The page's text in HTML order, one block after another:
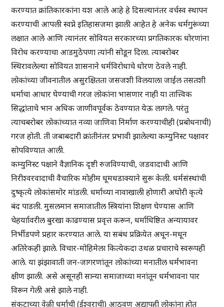
करण्यात क्रांतिकारकांना यश आले आहे हे दिसल्यानंतर वर्चस्व स्थापन
करण्याची आपली स्वप्ने इतिहासजमा झाली आहेत हे अनेक धर्मगुरूंच्या
लक्षात आले आणि त्यानंतर सोवियत सरकारच्या प्रगतिकारक धोरणांना
विरोध करण्याचा आडमुठेपणा त्यांनी सोडून दिला. त्याबरोबर
स्थिरावलेल्या सोवियत शासनाने धर्मविरोधाचे धोरण ठेवले नाही.
लोकांच्या जीवनातील असुरक्षितता जसजशी विलयाला जाईल तसतशी
धर्माचा आधार घेण्याची गरज लोकांना भासणार नाही या तात्त्विक
सिद्धांताचे भान अधिक जाणीवपूर्वक ठेवण्यात येऊ लागले. परंतु
त्याचबरोबर लोकांच्यात नव्या जाणिवा निर्माण करण्याचीही (प्रबोधनाची)
गरज होती. ती जबाबदारी क्रांतीनंतर प्रभावी झालेल्या कम्युनिस्ट पक्षावर
सोपविण्यात आली.
कम्युनिस्ट पक्षाने वैज्ञानिक दृष्टी रुजविण्याची, जडवादाची आणि
निरीश्वरवादाची वैचारिक मोहीम धूमधडाक्याने सुरू केली. धर्मसंस्थांची
दुष्कृत्ये लोकांसमोर मांडली. धर्माच्या नावाखाली होणारी अघोरी कृत्ये
बंद पाडली. मुसलमान समाजातील स्त्रियांना शिक्षण घेण्यास आणि
चेहर्याावरील बुरखा काढण्यास प्रवृत्त करून, धर्माधिष्ठित अन्यायावर
निर्भीडपणे प्रहार करण्यात आले. या सबंध प्रक्रियेत अधून-मधून
अतिरेकही झाले. विचार-मोहिमेला कित्येकदा उथळ प्रचाराचे स्वरूपही
आले. या झंझावाती जन-जागरणांतून लोकांच्या मनातील धर्मभावना
क्षीण झाली. असे असूनही सान्या समाजाच्या मनांतून धर्मभावना पार
विरून गेली असे झाले नाही.
संकटाच्या वेळी धर्माची (ईश्वराची) आठवण अद्यापही लोकांना होत